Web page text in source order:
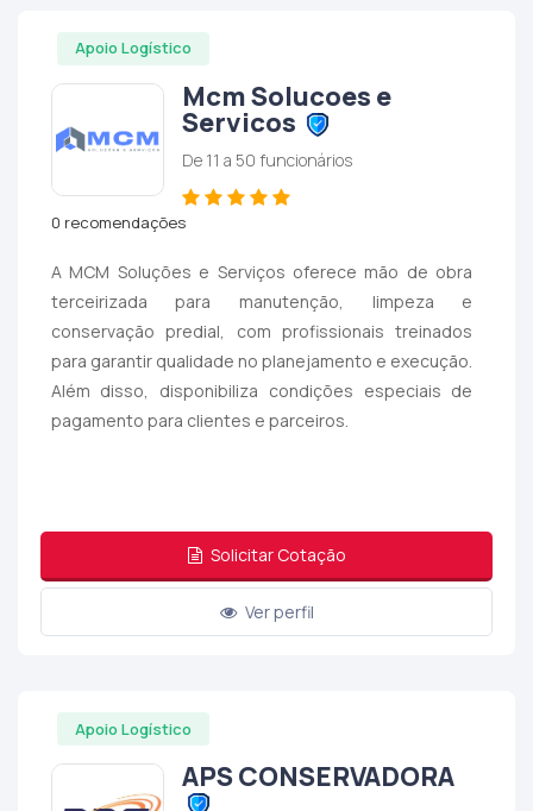
Apoio Logístico
Mcm Solucoes e
Servicos
De 11 a 50 funcionários
0 recomendações
A MCM Soluções e Serviços oferece mão de obra
terceirizada para manutenção, limpeza e
conservação predial, com profissionais treinados
para garantir qualidade no planejamento e execução.
Além disso, disponibiliza condições especiais de
pagamento para clientes e parceiros.
Solicitar Cotação
Ver perfil
Apoio Logístico
APS CONSERVADORA